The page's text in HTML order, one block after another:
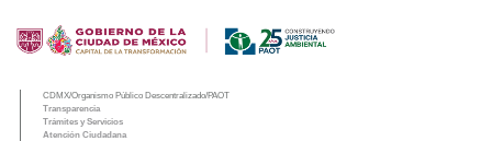
CDMX/Organismo Público Descentralizado/PAOT
Transparencia
Trámites y Servicios
Atención Ciudadana